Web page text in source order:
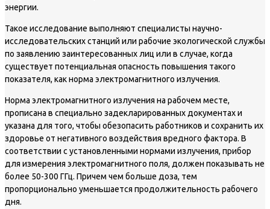
энергии.
Такое исследование выполняют специалисты научно-
исследовательских станций или рабочие экологической службы
по заявлению заинтересованных лиц или в случае, когда
существует потенциальная опасность повышения такого
показателя, как норма электромагнитного излучения.
Норма электромагнитного излучения на рабочем месте,
прописана в специально задекларированных документах и
указана для того, чтобы обезопасить работников и сохранить их
здоровье от негативного воздействия вредного фактора. В
соответствии с установленными нормами излучения, прибор
для измерения электромагнитного поля, должен показывать не
более 50-300 ГГц. Причем чем больше доза, тем
пропорционально уменьшается продолжительность рабочего
дня.